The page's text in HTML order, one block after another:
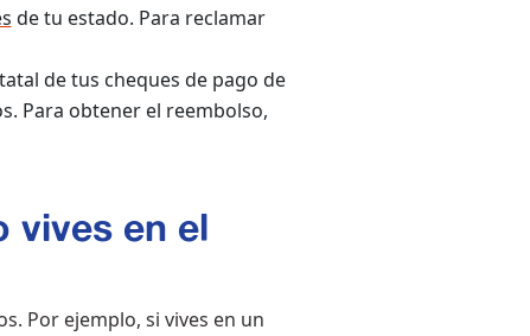
de tu estado. Para reclamar
de tus cheques de pago de
Para obtener el reembolso,
vives en el
Por ejemplo, si vives en un